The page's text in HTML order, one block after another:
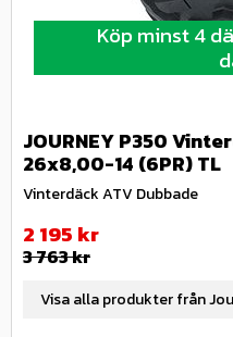
Köp minst 4
JOURNEY P350
26x8,00-14 (6PR) TL
Vinterdäck ATV Dubbade
Nedsatt pris:
2 195 kr
Ordinarie pris:
3 763kr
Visa alla produkter från